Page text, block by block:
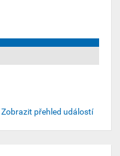
Zobrazit přehled událostí